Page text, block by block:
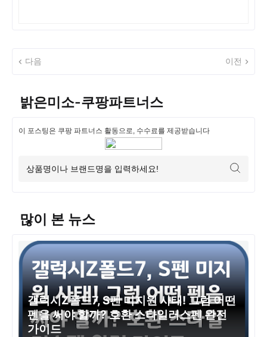
다음 이전
밝은미소-쿠팡파트너스
이 포스팅은 쿠팡 파트너스 활동으로, 수수료를 제공받습니다
많이 본 뉴스
갤럭시Z폴드7, S펜 미지원 사태! 그럼 어떤
펜을 써야 할까? 호환 스타일러스펜 완전
가이드